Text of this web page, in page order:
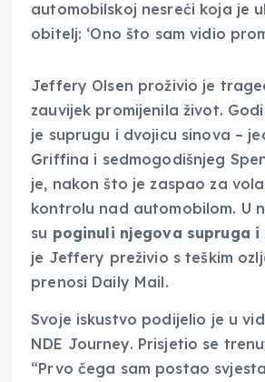
Jeffery Olsen proživio je
zauvijek promijenila život.
je suprugu i dvojicu sinova –
Griffina i sedmogodišnjeg
je, nakon što je zaspao za
kontrolu nad automobilom. U
su poginuli njegova supruga i
je Jeffery preživio s teškim
prenosi Daily Mail.
Svoje iskustvo podijelio je u
NDE Journey. Prisjetio se
“Prvo čega sam postao